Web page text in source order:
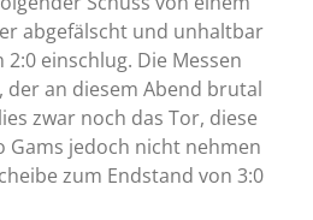
abgefälscht und unhaltbar
einschlug. Die Messen
der an diesem Abend brutal
zwar noch das Tor, diese
Gams jedoch nicht nehmen
zum Endstand von 3:0